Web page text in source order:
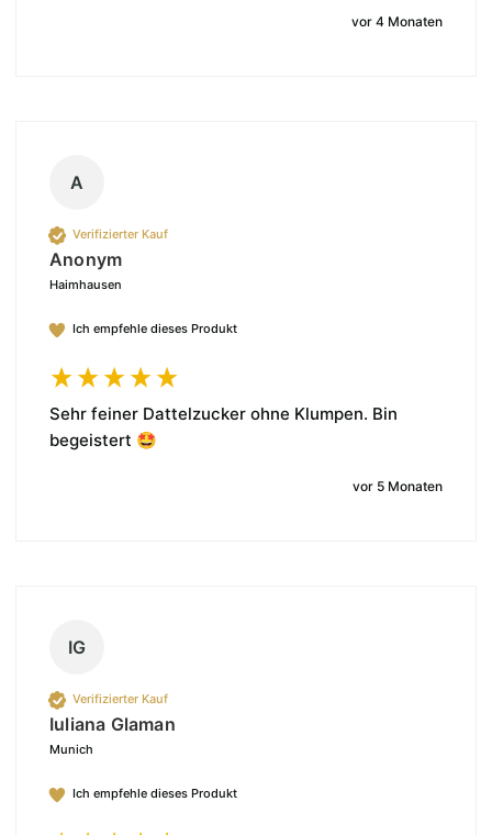
vor 4 Monaten
A
Verifizierter Kauf
Anonym
Haimhausen
Ich empfehle dieses Produkt
Sehr feiner Dattelzucker ohne Klumpen. Bin
begeistert 🤩
vor 5 Monaten
IG
Verifizierter Kauf
Iuliana Glaman
Munich
Ich empfehle dieses Produkt